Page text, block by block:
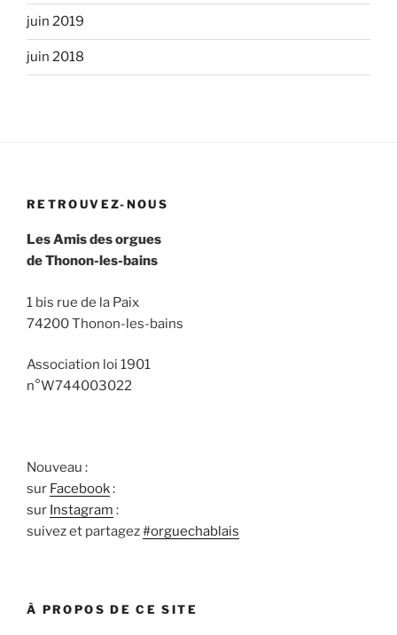
juin 2019
juin 2018
RETROUVEZ-NOUS
Les Amis des orgues
de Thonon-les-bains
1 bis rue de la Paix
74200 Thonon-les-bains
Association loi 1901
n°W744003022
Nouveau :
sur Facebook:
sur Instagram :
suivez et partagez#orguechablais
À PROPOS DE CE SITE